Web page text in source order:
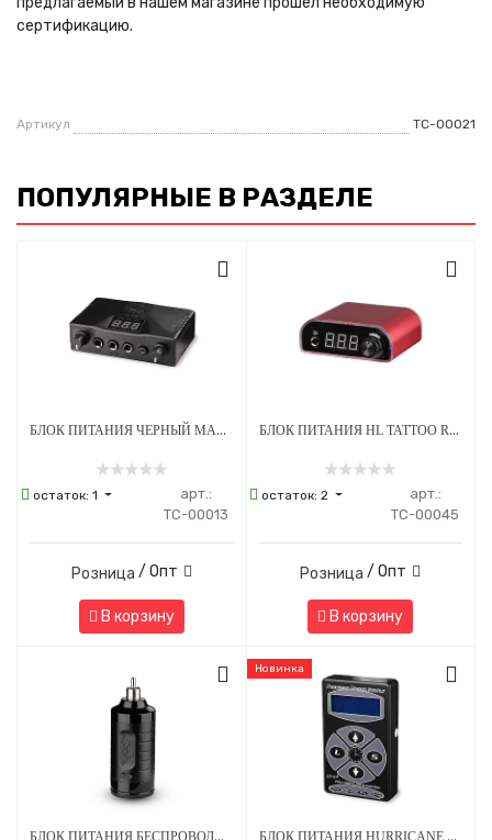
сертификацию.
Артикул ТС-00021
ПОПУЛЯРНЫЕ В РАЗДЕЛЕ
БЛОК ПИТАНИЯ ЧЕРНЫЙ МАЛЫЙ НАСТОЛЬНЫЙ ТС13
остаток:1
арт.:
ТС-00013
Розница / Опт
В корзину
БЛОК ПИТАНИЯ HL TATTOO RED02
остаток: 2
арт.:
ТС-00045
Розница / Опт
В корзину
БЛОК ПИТАНИЯ БЕСПРОВОДНОЙ EZ TATTOO EVOTECH
Новинка
БЛОК ПИТАНИЯ HURRICANE POWER HP-2